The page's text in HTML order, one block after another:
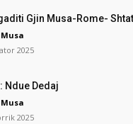
Gjin Musa-Rome-
2025
Ndue Dedaj
2025